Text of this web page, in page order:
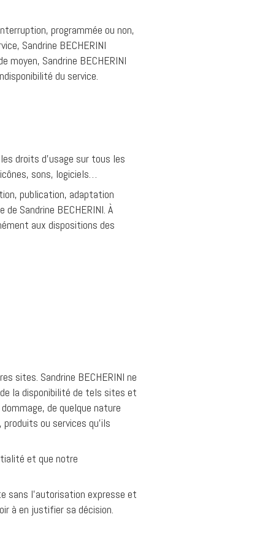
programmée ou non,
Sandrine BECHERINI
moyen, Sandrine BECHERINI
du service.
droits d’usage sur tous les
sons, logiciels…
publication, adaptation
Sandrine BECHERINI. À
aux dispositions des
sites. Sandrine BECHERINI ne
la disponibilité de tels sites et
de quelque nature
ou services qu’ils
et que notre
sans l'autorisation expresse et
à en justifier sa décision.